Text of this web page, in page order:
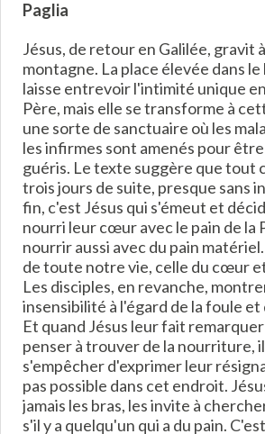
Paglia
Jésus, de retour en Galilée, gravit
montagne. La place élevée dans
laisse entrevoir l'intimité unique
Père, mais elle se transforme à
une sorte de sanctuaire où les
les infirmes sont amenés pour
guéris. Le texte suggère que tout
trois jours de suite, presque sans
fin, c'est Jésus qui s'émeut et
nourri leur cœur avec le pain de la
nourrir aussi avec du pain
de toute notre vie, celle du cœur
Les disciples, en revanche,
insensibilité à l'égard de la foule et
Et quand Jésus leur fait
penser à trouver de la nourriture,
s'empêcher d'exprimer leur
pas possible dans cet endroit.
jamais les bras, les invite à
s'il y a quelqu'un qui a du pain.